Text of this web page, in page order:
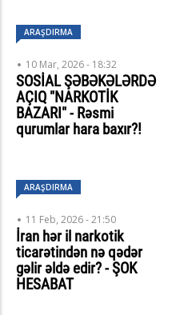
ARAŞDIRMA
10 Mar, 2026 - 18:32
SOSİAL ŞƏBƏKƏLƏRDƏ
AÇIQ "NARKOTİK
BAZARI" - Rəsmi
qurumlar hara baxır?!
ARAŞDIRMA
11 Feb, 2026 - 21:50
İran hər il narkotik
ticarətindən nə qədər
gəlir əldə edir? - ŞOK
HESABAT